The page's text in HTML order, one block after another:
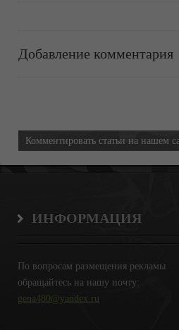
Добавление комментария
Комментировать статьи на нашем
ИНФОРМАЦИЯ
По вопросам размещения рекламы
обращайтесь на нашу почту:
gena480@yandex.ru